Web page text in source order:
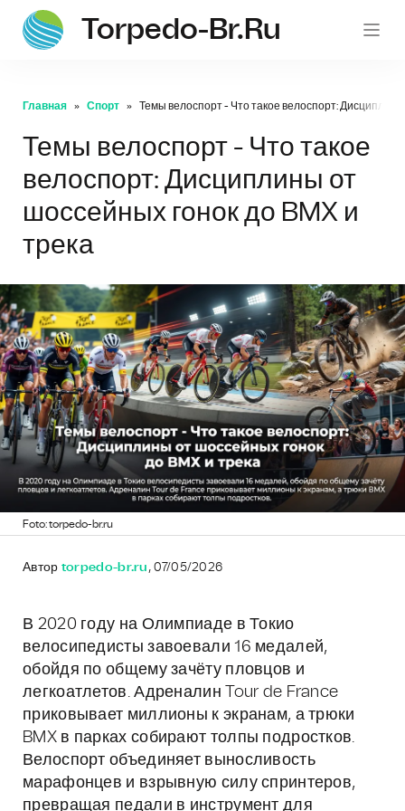
Torpedo-Br.ru
Главная Спорт Темы велоспорт - Что такое велоспорт:
Темы велоспорт - Что такое
велоспорт: Дисциплины от
шоссейных гонок до BMX и
трека
Foto: torpedo-br.ru
Автор torpedo-br.ru , 07/05/2026
В 2020 году на Олимпиаде в Токио
велосипедисты завоевали 16 медалей,
обойдя по общему зачёту пловцов и
легкоатлетов. Адреналин Tour de France
приковывает миллионы к экранам, а трюки
BMX в парках собирают толпы подростков.
Велоспорт объединяет выносливость
марафонцев и взрывную силу спринтеров,
превращая педали в инструмент для